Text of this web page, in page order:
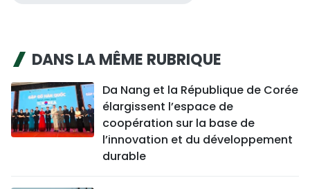
DANS LA MÊME RUBRIQUE
Da Nang et la République de Corée
élargissent l’espace de
coopération sur la base de
l’innovation et du développement
durable